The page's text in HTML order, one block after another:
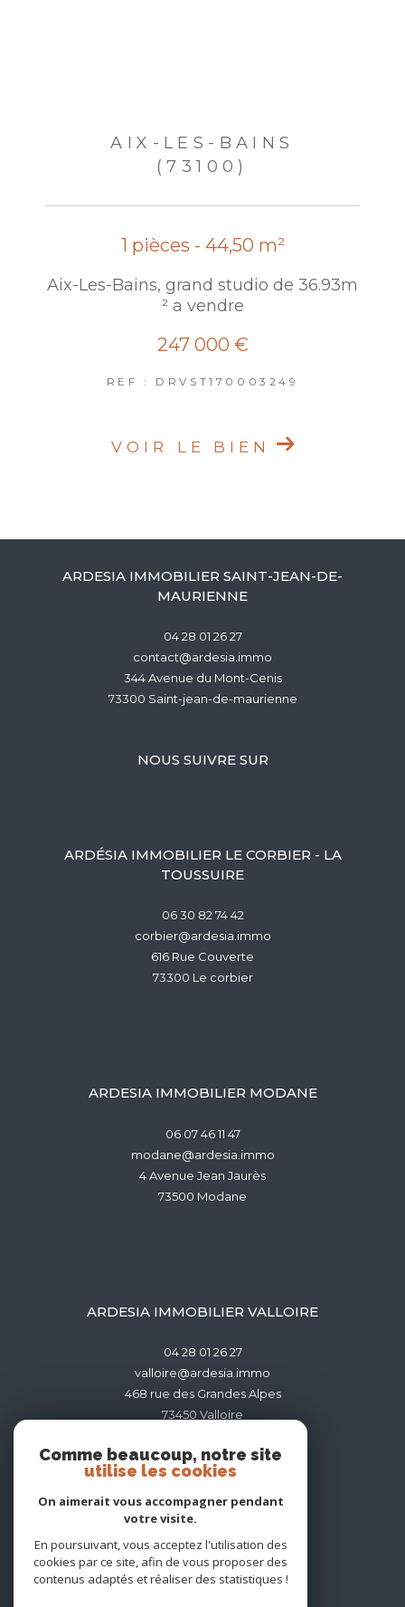
AIX-LES-BAINS
(73100)
1 pièces - 44,50 m²
Aix-Les-Bains, grand studio de 36.93m
² a vendre
247 000 €
REF : DRVST170003249
VOIR LE BIEN
ARDESIA IMMOBILIER SAINT-JEAN-DE-
MAURIENNE
04 28 01 26 27
contact@ardesia.immo
344 Avenue du Mont-Cenis
73300
saint-jean-de-maurienne
NOUS SUIVRE SUR
ARDÉSIA IMMOBILIER LE CORBIER - LA
TOUSSUIRE
06 30 82 74 42
corbier@ardesia.immo
616 Rue Couverte
73300
le corbier
ARDESIA IMMOBILIER MODANE
06 07 46 11 47
modane@ardesia.immo
4 Avenue Jean Jaurès
73500
modane
ARDESIA IMMOBILIER VALLOIRE
04 28 01 26 27
valloire@ardesia.immo
468 rue des Grandes Alpes
73450
valloire
Comme beaucoup, notre site
utilise les cookies
On aimerait vous accompagner pendant
votre visite.
En poursuivant, vous acceptez l'utilisation des
cookies par ce site, afin de vous proposer des
contenus adaptés et réaliser des statistiques !